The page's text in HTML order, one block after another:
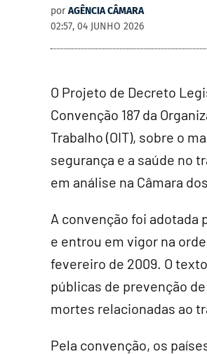
por AGÊNCIA CÂMARA
02:57, 04 JUNHO 2026
O Projeto de Decreto
Convenção 187 da
Trabalho (OIT), sobre o
segurança e a saúde no
em análise na Câmara
A convenção foi adotada
e entrou em vigor na
fevereiro de 2009. O
públicas de prevenção
mortes relacionadas ao
Pela convenção, os